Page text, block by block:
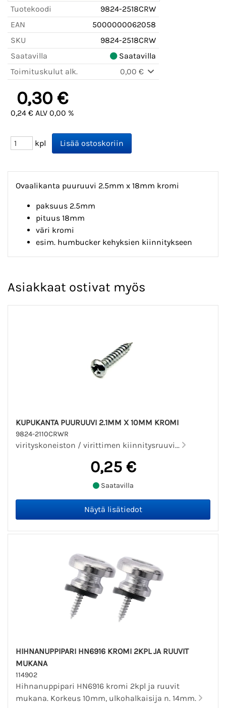
Tuotekoodi
9824-2518CRW
EAN
5000000062058
SKU
9824-2518CRW
Saatavilla
Saatavilla
Toimituskulut alk.
0,00 €
0,30 €
0,24 € ALV 0,00 %
kpl
Ovaalikanta puuruuvi 2.5mm x 18mm kromi
paksuus 2.5mm
pituus 18mm
väri kromi
esim. humbucker kehyksien kiinnitykseen
Asiakkaat ostivat myös
KUPUKANTA PUURUUVI 2.1MM X 10MM KROMI
9824-2110CRWR
virityskoneiston / virittimen kiinnitysruuvi...
0,25 €
Saatavilla
HIHNANUPPIPARI HN6916 KROMI 2KPL JA RUUVIT
MUKANA
114902
Hihnanuppipari HN6916 kromi 2kpl ja ruuvit
mukana. Korkeus 10mm, ulkohalkaisija n. 14mm.